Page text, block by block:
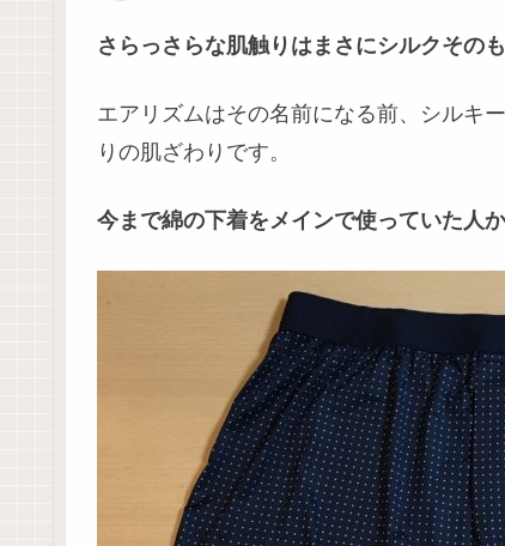
さらっさらな肌触りはまさにシルクその
エアリズムはその名前になる前、シルキ
りの肌ざわりです。
今まで綿の下着をメインで使っていた人